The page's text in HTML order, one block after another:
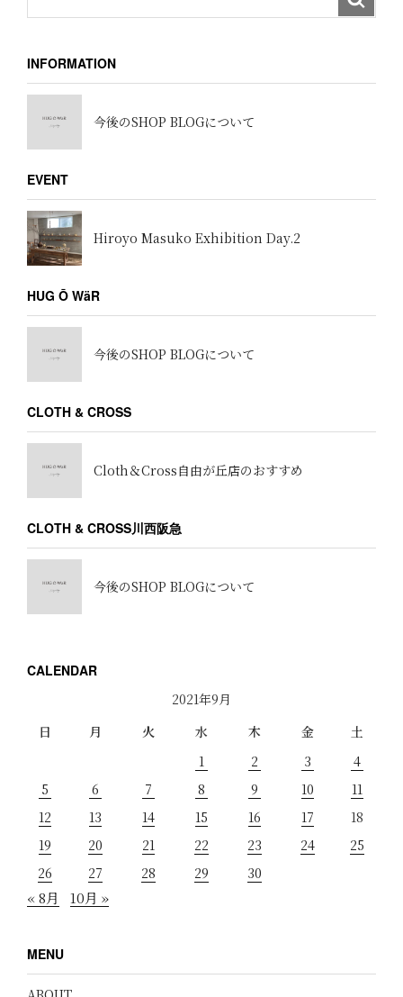
INFORMATION
今後のSHOP BLOGについて
EVENT
Hiroyo Masuko Exhibition Day.2
HUG Ō WäR
今後のSHOP BLOGについて
CLOTH & CROSS
Cloth＆Cross自由が丘店のおすすめ
CLOTH & CROSS川西阪急
今後のSHOP BLOGについて
CALENDAR
2021年9月
日
月 火 水 木 金
土
1
2 3
4
5
6 7 8 9 10
11
12
13 14 15 16 17
18
19
20 21 22 23 24
25
26
27 28 29 30
« 8月 10月 »
MENU